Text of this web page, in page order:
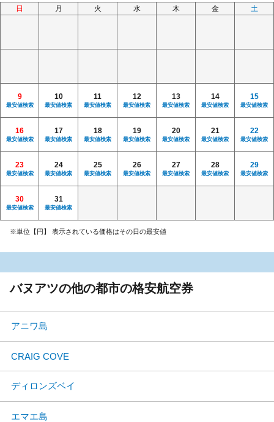
日 月 火 水 木 金 土
9
最安値検索
10
最安値検索
11
最安値検索
12
最安値検索
13
最安値検索
14
最安値検索
15
最安値検索
16
最安値検索
17
最安値検索
18
最安値検索
19
最安値検索
20
最安値検索
21
最安値検索
22
最安値検索
23
最安値検索
24
最安値検索
25
最安値検索
26
最安値検索
27
最安値検索
28
最安値検索
29
最安値検索
30
最安値検索
31
最安値検索
※単位【円】 表示されている価格はその日の最安値
バヌアツの他の都市の格安航空券
アニワ島
CRAIG COVE
ディロンズベイ
エマエ島